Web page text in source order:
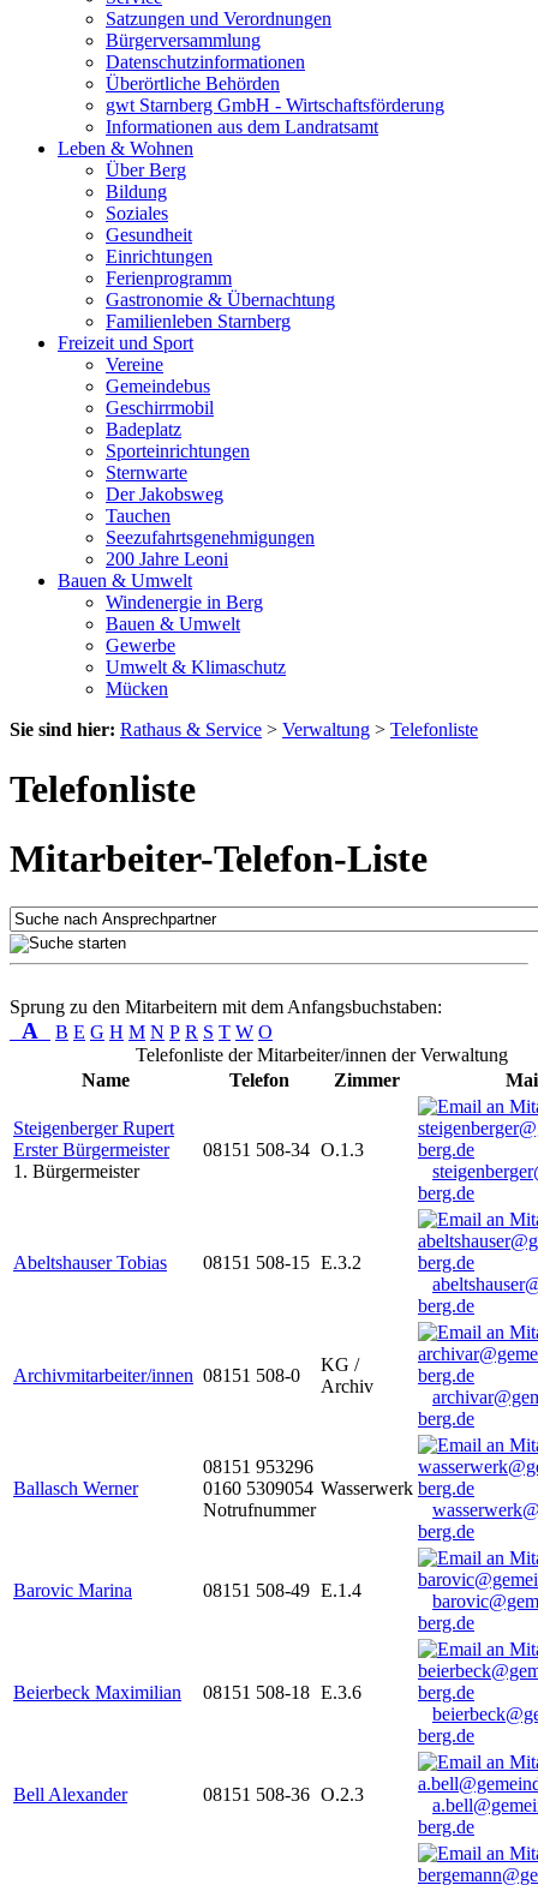
Satzungen und Verordnungen
Bürgerversammlung
Datenschutzinformationen
Überörtliche Behörden
gwt Starnberg GmbH - Wirtschaftsförderung
Informationen aus dem Landratsamt
Leben & Wohnen
Über Berg
Bildung
Soziales
Gesundheit
Einrichtungen
Ferienprogramm
Gastronomie & Übernachtung
Familienleben Starnberg
Freizeit und Sport
Vereine
Gemeindebus
Geschirrmobil
Badeplatz
Sporteinrichtungen
Sternwarte
Der Jakobsweg
Tauchen
Seezufahrtsgenehmigungen
200 Jahre Leoni
Bauen & Umwelt
Windenergie in Berg
Bauen & Umwelt
Gewerbe
Umwelt & Klimaschutz
Mücken
Sie sind hier: Rathaus & Service > Verwaltung > Telefonliste
Telefonliste
Mitarbeiter-Telefon-Liste
Sprung zu den Mitarbeitern mit dem Anfangsbuchstaben:
A B E G H M N P R S T W O
Telefonliste der Mitarbeiter/innen der Verwaltung
Name
Telefon Zimmer
Steigenberger Rupert
Erster Bürgermeister
1. Bürgermeister
08151 508-34 O.1.3
berg.de
Abeltshauser Tobias 08151 508-15 E.3.2
berg.de
Archivmitarbeiter/innen 08151 508-0
KG /
Archiv
berg.de
Ballasch Werner
08151 953296
0160 5309054
Notrufnummer
Wasserwerk
berg.de
Barovic Marina 08151 508-49 E.1.4
berg.de
Beierbeck Maximilian 08151 508-18 E.3.6
berg.de
Bell Alexander 08151 508-36 O.2.3
berg.de